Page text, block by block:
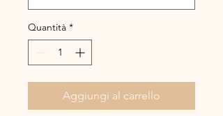
Quantità *
Aggiungi al carrello